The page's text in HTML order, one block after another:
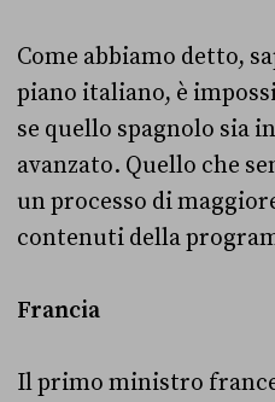
Come abbiamo detto,
piano italiano, è
se quello spagnolo sia
avanzato. Quello che
un processo di
contenuti della
Francia
Il primo ministro